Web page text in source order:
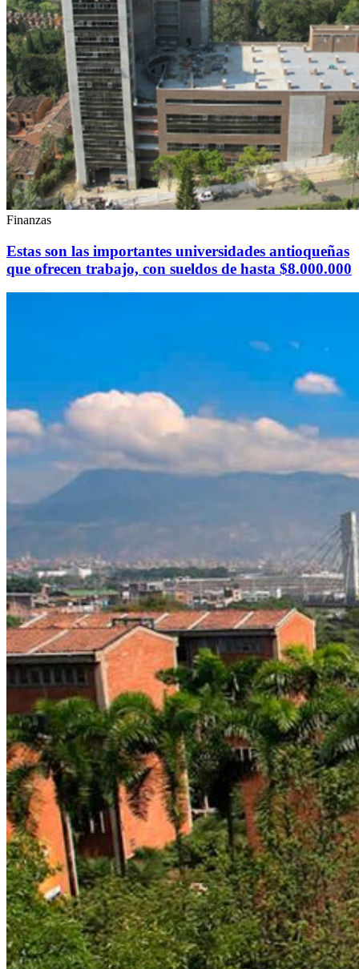
Finanzas
Estas son las importantes universidades antioqueñas
que ofrecen trabajo, con sueldos de hasta $8.000.000